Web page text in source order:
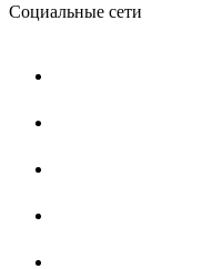
Социальные сети